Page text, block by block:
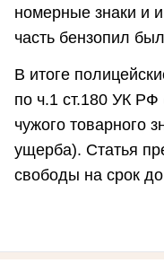
номерные знаки и
часть бензопил
В итоге
по ч.1 ст.180 УК РФ
чужого товарного
ущерба). Статья
свободы на срок до